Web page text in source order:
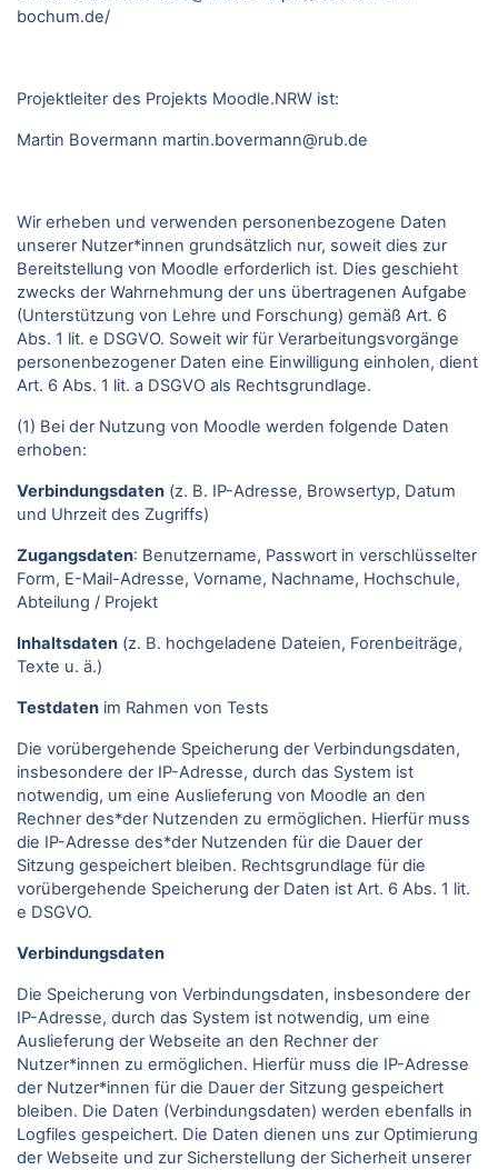
bochum.de/
Projektleiter des Projekts Moodle.NRW ist:
Martin Bovermann martin.bovermann@rub.de
Wir erheben und verwenden personenbezogene Daten
unserer Nutzer*innen grundsätzlich nur, soweit dies zur
Bereitstellung von Moodle erforderlich ist. Dies geschieht
zwecks der Wahrnehmung der uns übertragenen Aufgabe
(Unterstützung von Lehre und Forschung) gemäß Art. 6
Abs. 1 lit. e DSGVO. Soweit wir für Verarbeitungsvorgänge
personenbezogener Daten eine Einwilligung einholen, dient
Art. 6 Abs. 1 lit. a DSGVO als Rechtsgrundlage.
(1) Bei der Nutzung von Moodle werden folgende Daten
erhoben:
Verbindungsdaten (z. B. IP-Adresse, Browsertyp, Datum
und Uhrzeit des Zugriffs)
Zugangsdaten: Benutzername, Passwort in verschlüsselter
Form, E-Mail-Adresse, Vorname, Nachname, Hochschule,
Abteilung / Projekt
Inhaltsdaten (z. B. hochgeladene Dateien, Forenbeiträge,
Texte u. ä.)
Testdaten im Rahmen von Tests
Die vorübergehende Speicherung der Verbindungsdaten,
insbesondere der IP-Adresse, durch das System ist
notwendig, um eine Auslieferung von Moodle an den
Rechner des*der Nutzenden zu ermöglichen. Hierfür muss
die IP-Adresse des*der Nutzenden für die Dauer der
Sitzung gespeichert bleiben. Rechtsgrundlage für die
vorübergehende Speicherung der Daten ist Art. 6 Abs. 1 lit.
e DSGVO.
Verbindungsdaten
Die Speicherung von Verbindungsdaten, insbesondere der
IP-Adresse, durch das System ist notwendig, um eine
Auslieferung der Webseite an den Rechner der
Nutzer*innen zu ermöglichen. Hierfür muss die IP-Adresse
der Nutzer*innen für die Dauer der Sitzung gespeichert
bleiben. Die Daten (Verbindungsdaten) werden ebenfalls in
Logfiles gespeichert. Die Daten dienen uns zur Optimierung
der Webseite und zur Sicherstellung der Sicherheit unserer